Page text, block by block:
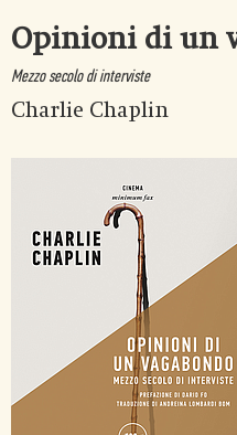
Opinioni di un
Mezzo secolo di interviste
Charlie Chaplin